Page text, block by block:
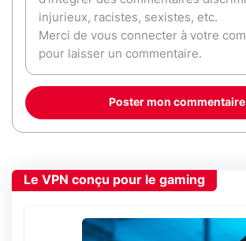
Poster mon commentaire
Le VPN conçu pour le gaming